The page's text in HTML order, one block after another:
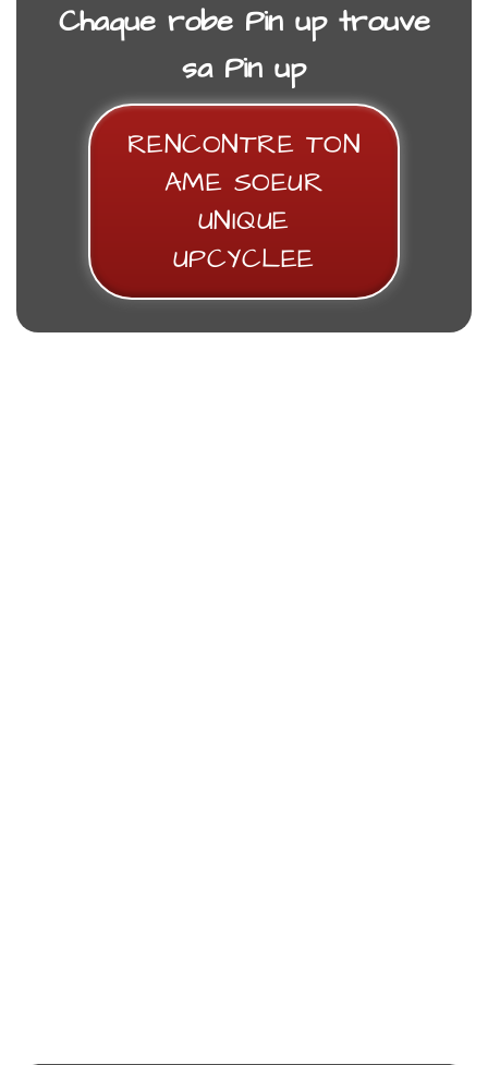
JUPE SALOPETTE PIN UP CANDICE RETRO
68,00€
Chaque robe Pin up trouve
sa Pin up
RENCONTRE TON
AME SOEUR
UNIQUE
UPCYCLEE